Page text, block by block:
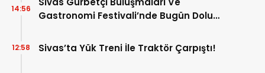
Gastronomi Festivali’nde Bugün Dolu
14:56
Sivas’ta Yük Treni İle Traktör Çarpıştı!
12:58